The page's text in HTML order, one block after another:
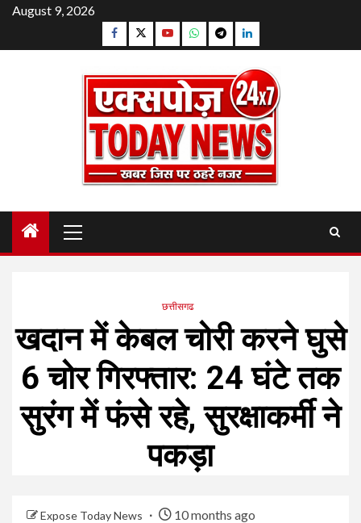
Skip
content
August 9, 2026
Facebook
TwitterYouTubeWhatsapp
TelegramLinkedin
Menu
छत्तीसगढ
खदान में केबल चोरी करने घुसे
6 चोर गिरफ्तार: 24 घंटे तक
सुरंग में फंसे रहे, सुरक्षाकर्मी ने
पकड़ा
Expose Today News 10 months ago